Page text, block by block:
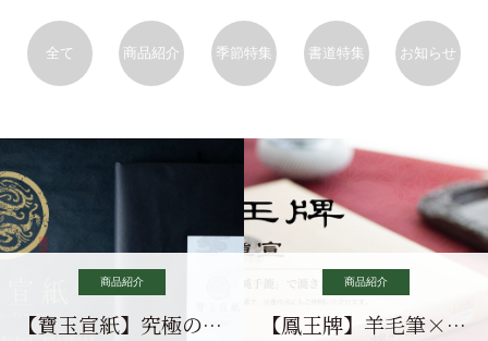
全て 商品紹介 季節特集 書道特集 お知らせ
商品紹介
【寶玉宣紙】究極の純粋な宣紙を目指す寶玉宣紙
商品紹介
【鳳王牌】羊毛筆×濃墨での揮毫に最適な宣紙系画仙紙